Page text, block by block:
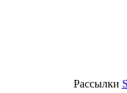
Рассылки